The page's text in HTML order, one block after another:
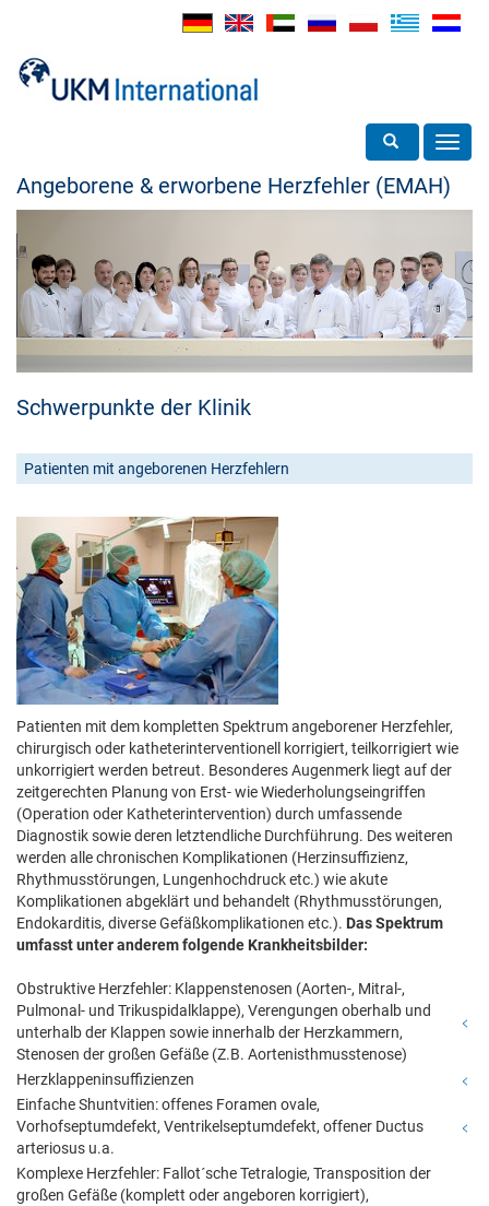
Toggle search
Angeborene & erworbene Herzfehler (EMAH)
Schwerpunkte der Klinik
Patienten mit angeborenen Herzfehlern
Patienten mit dem kompletten Spektrum angeborener Herzfehler,
chirurgisch oder katheterinterventionell korrigiert, teilkorrigiert wie
unkorrigiert werden betreut. Besonderes Augenmerk liegt auf der
zeitgerechten Planung von Erst- wie Wiederholungseingriffen
(Operation oder Katheterintervention) durch umfassende
Diagnostik sowie deren letztendliche Durchführung. Des weiteren
werden alle chronischen Komplikationen (Herzinsuffizienz,
Rhythmusstörungen, Lungenhochdruck etc.) wie akute
Komplikationen abgeklärt und behandelt (Rhythmusstörungen,
Endokarditis, diverse Gefäßkomplikationen etc.). Das Spektrum
umfasst unter anderem folgende Krankheitsbilder:
Obstruktive Herzfehler: Klappenstenosen (Aorten-, Mitral-,
Pulmonal- und Trikuspidalklappe), Verengungen oberhalb und
unterhalb der Klappen sowie innerhalb der Herzkammern,
Stenosen der großen Gefäße (Z.B. Aortenisthmusstenose)
Herzklappeninsuffizienzen
Einfache Shuntvitien: offenes Foramen ovale,
Vorhofseptumdefekt, Ventrikelseptumdefekt, offener Ductus
arteriosus u.a.
Komplexe Herzfehler: Fallot´sche Tetralogie, Transposition der
großen Gefäße (komplett oder angeboren korrigiert),